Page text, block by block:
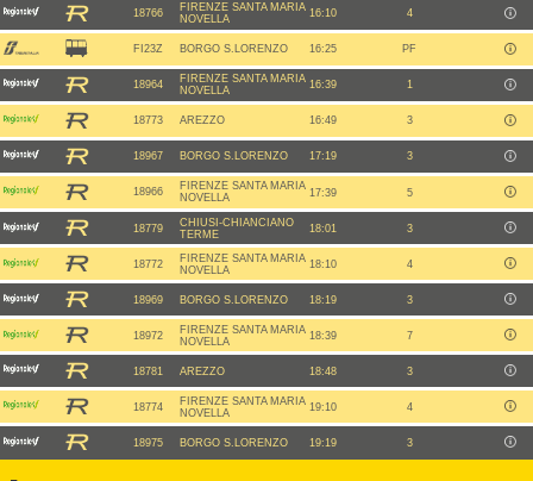
18766
FIRENZE SANTA MARIA
NOVELLA
16:10 4
FI23Z BORGO S.LORENZO 16:25 PF
18964
FIRENZE SANTA MARIA
NOVELLA
16:39 1
18773 AREZZO 16:49 3
18967 BORGO S.LORENZO 17:19 3
18966
FIRENZE SANTA MARIA
NOVELLA
17:39 5
18779
CHIUSI-CHIANCIANO
TERME
18:01 3
18772
FIRENZE SANTA MARIA
NOVELLA
18:10 4
18969 BORGO S.LORENZO 18:19 3
18972
FIRENZE SANTA MARIA
NOVELLA
18:39 7
18781 AREZZO 18:48 3
18774
FIRENZE SANTA MARIA
NOVELLA
19:10 4
18975 BORGO S.LORENZO 19:19 3